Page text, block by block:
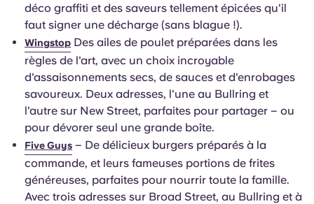
déco graffiti et des saveurs tellement épicées qu'il
faut signer une décharge (sans blague !).
Wingstop Des ailes de poulet préparées dans les
règles de l'art, avec un choix incroyable
d'assaisonnements secs, de sauces et d'enrobages
savoureux. Deux adresses, l'une au Bullring et
l'autre sur New Street, parfaites pour partager – ou
pour dévorer seul une grande boîte.
Five Guys – De délicieux burgers préparés à la
commande, et leurs fameuses portions de frites
généreuses, parfaites pour nourrir toute la famille.
Avec trois adresses sur Broad Street, au Bullring et à